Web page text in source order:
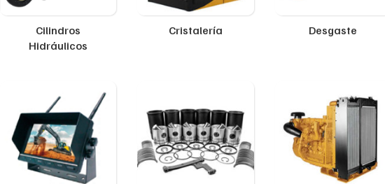
Cilindros
Hidráulicos
Cristalería Desgaste